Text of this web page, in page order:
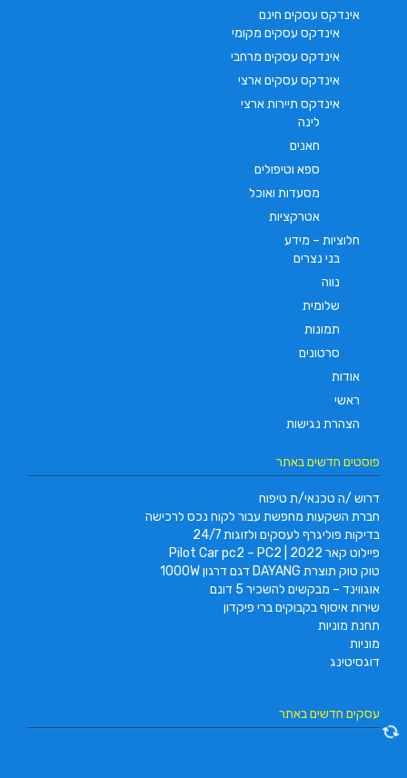
אינדקס עסקים חינם
אינדקס עסקים מקומי
אינדקס עסקים מרחבי
אינדקס עסקים ארצי
אינדקס תיירות ארצי
לינה
חאנים
ספא וטיפולים
מסעדות ואוכל
אטרקציות
חלוציות – מידע
בני נצרים
נווה
שלומית
תמונות
סרטונים
אודות
ראשי
הצהרת נגישות
פוסטים חדשים באתר
דרוש /ה טכנאי/ת טיפוח
חברת השקעות מחפשת עבור לקוח נכס לרכישה
בדיקות פוליגרף לעסקים ולזוגות 24/7
פיילוט קאר 2022 | Pilot Car pc2 – PC2
טוק טוק תוצרת DAYANG דגם דרגון 1000W
אוגווינד – מבקשים להשכיר 5 דונם
שירות איסוף בקבוקים ברי פיקדון
תחנת מוניות
מוניות
דוגסיטינג
עסקים חדשים באתר